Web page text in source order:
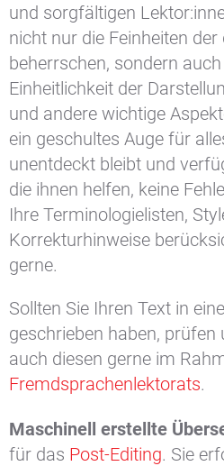
und sorgfältigen
nicht nur die Feinheiten
beherrschen, sondern
Einheitlichkeit der
und andere wichtige
ein geschultes Auge für
unentdeckt bleibt und
die ihnen helfen, keine
Ihre Terminologielisten,
Korrekturhinweise
gerne.
Sollten Sie Ihren Text in
geschrieben haben,
auch diesen gerne im
Fremdsprachenlektorats.
Maschinell erstellte
für das Post-Editing. Sie